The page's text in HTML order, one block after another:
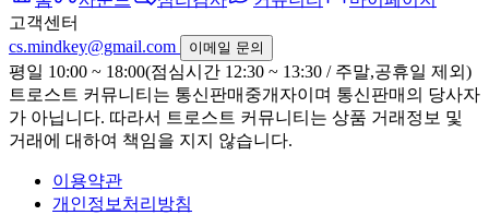
고객센터
cs.mindkey@gmail.com
이메일 문의
평일 10:00 ~ 18:00(점심시간 12:30 ~ 13:30 / 주말,공휴일 제외)
트로스트 커뮤니티는 통신판매중개자이며 통신판매의 당사자
가 아닙니다. 따라서 트로스트 커뮤니티는 상품 거래정보 및
거래에 대하여 책임을 지지 않습니다.
이용약관
개인정보처리방침